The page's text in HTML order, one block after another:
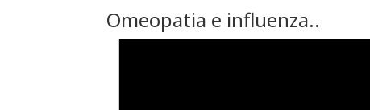
Omeopatia e influenza..